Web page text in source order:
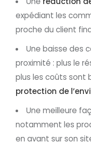
expédiant les
proche du client
Une baisse des
proximité : plus le
plus les coûts sont
protection de
Une meilleure
notamment les
en avant sur son